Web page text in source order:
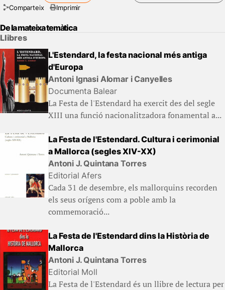
Comparteix Imprimir
De la mateixa temàtica
Llibres
L'Estendard, la festa nacional més antiga
d'Europa
Antoni Ignasi Alomar i Canyelles
Documenta Balear
La Festa de l'Estendard ha exercit des del segle
XIII una funció nacionalitzadora fonamental a...
La Festa de l'Estendard. Cultura i cerimonial
a Mallorca (segles XIV-XX)
Antoni J. Quintana Torres
Editorial Afers
Cada 31 de desembre, els mallorquins recorden
els seus orígens com a poble amb la
commemoració...
La Festa de l'Estendard dins la Història de
Mallorca
Antoni J. Quintana Torres
Editorial Moll
La Festa de l'Estendard és un llibre de lectura per